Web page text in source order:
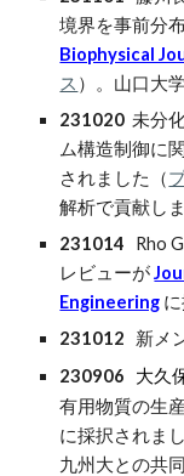
境界を事前分
Biophysical
ス ）。山口大
231020 未分
ム構造制御に
されました（
解析で貢献しま
231014 Rho
レビューが
Engineering
231012 新メ
230906 大久
有用物質の生
に採択されま
九州大との共